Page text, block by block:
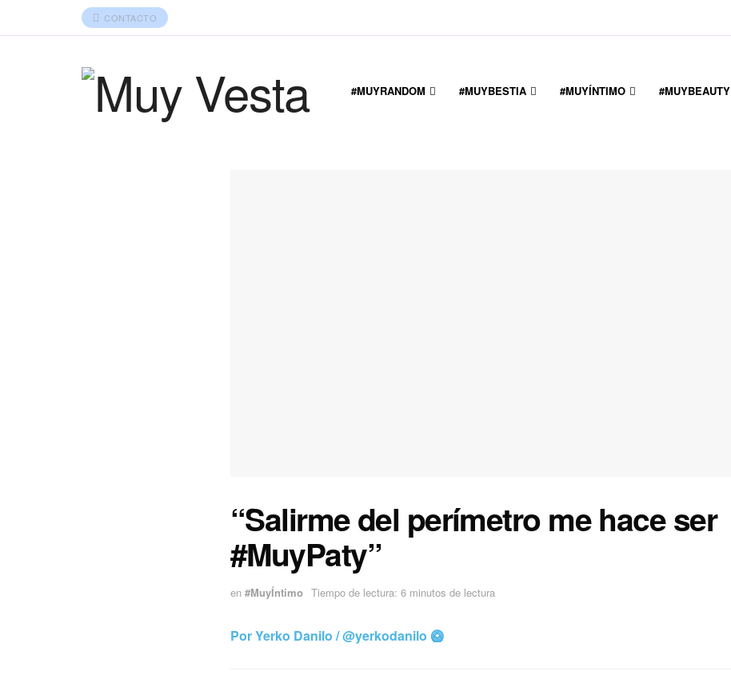
CONTACTO
#MUYRANDOM #MUYBESTIA #MUYÍNTIMO #MUYBEAUTY
“Salirme del perímetro me hace ser
#MuyPaty”
en #MuyÍntimo Tiempo de lectura: 6 minutos de lectura
Por Yerko Danilo /@yerkodanilo 🥝